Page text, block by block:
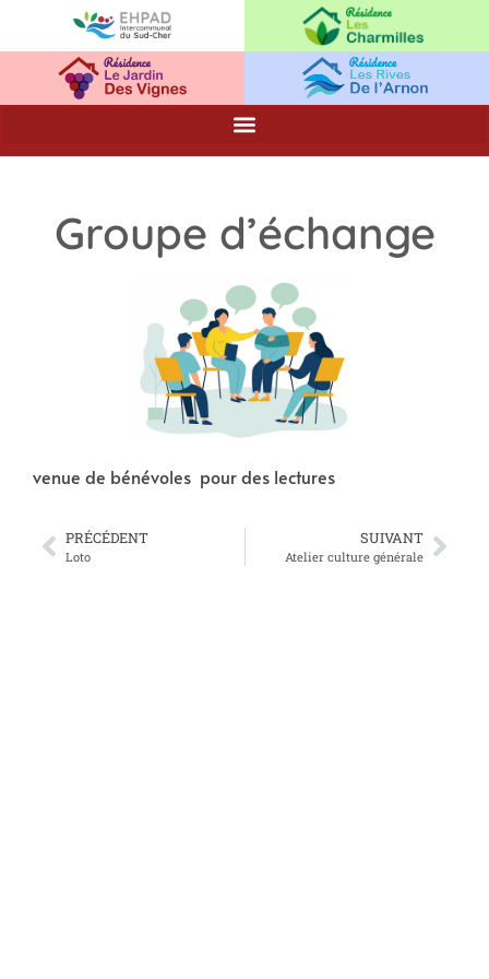
Groupe d’échange
venue de bénévoles pour des lectures
PRÉCÉDENT
Loto
SUIVANT
Atelier culture générale